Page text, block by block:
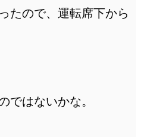
たので、運転席下から
ではないかな。